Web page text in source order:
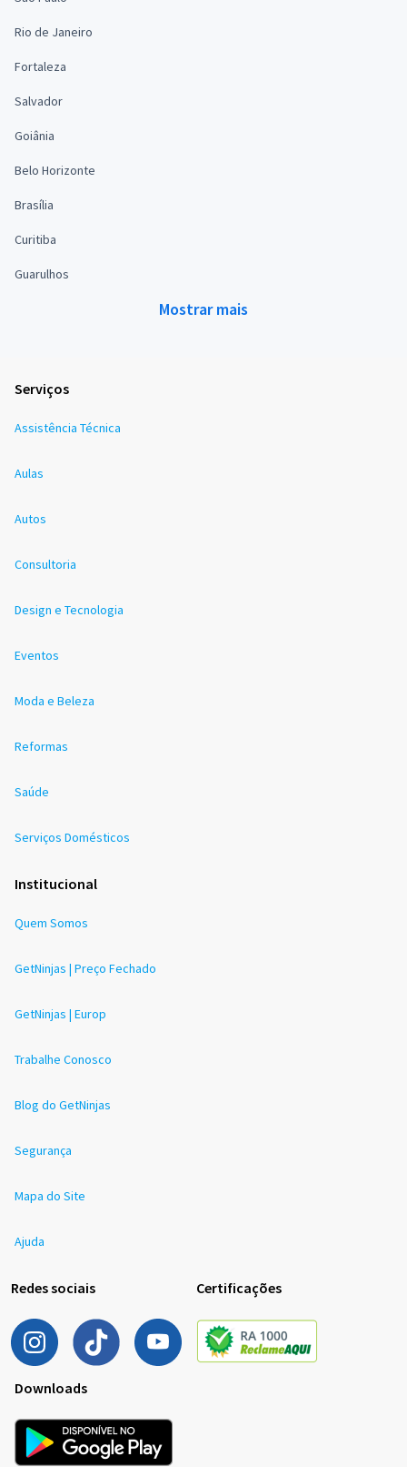
Rio de Janeiro
Fortaleza
Salvador
Goiânia
Belo Horizonte
Brasília
Curitiba
Guarulhos
Mostrar mais
Serviços
Assistência Técnica
Aulas
Autos
Consultoria
Design e Tecnologia
Eventos
Moda e Beleza
Reformas
Saúde
Serviços Domésticos
Institucional
Quem Somos
GetNinjas | Preço Fechado
GetNinjas | Europ
Trabalhe Conosco
Blog do GetNinjas
Segurança
Mapa do Site
Ajuda
Redes sociais Certificações
Downloads